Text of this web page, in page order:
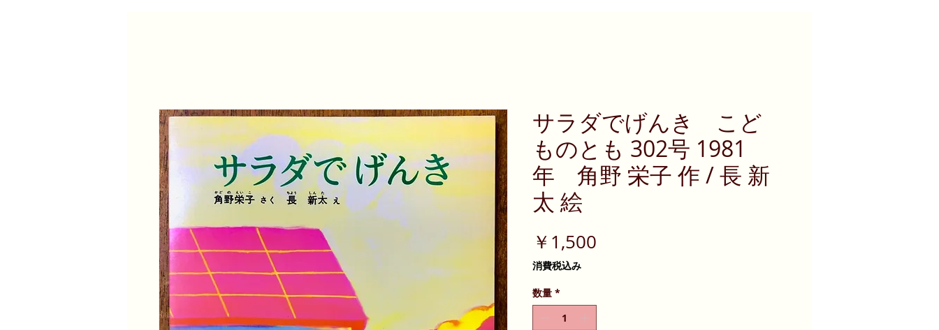
サラダでげんき こど
ものとも 302号 1981
年 角野 栄子 作 / 長 新
太 絵
￥1,500
消費税込み
数量 *